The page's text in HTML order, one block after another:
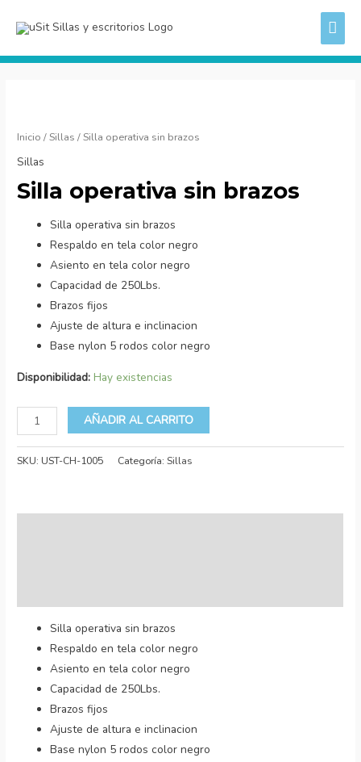
Inicio /Sillas / Silla operativa sin brazos
Sillas
Silla operativa sin brazos
Silla operativa sin brazos
Respaldo en tela color negro
Asiento en tela color negro
Capacidad de 250Lbs.
Brazos fijos
Ajuste de altura e inclinacion
Base nylon 5 rodos color negro
Disponibilidad: Hay existencias
sin
brazos
AÑADIR AL CARRITO
SKU: UST-CH-1005 Categoría:Sillas
Silla operativa sin brazos
Respaldo en tela color negro
Asiento en tela color negro
Capacidad de 250Lbs.
Brazos fijos
Ajuste de altura e inclinacion
Base nylon 5 rodos color negro